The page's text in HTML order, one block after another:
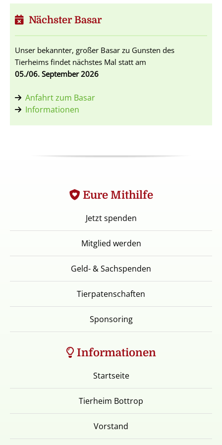
Nächster Basar
Unser bekannter, großer Basar zu Gunsten des
Tierheims findet nächstes Mal statt am
05./06. September 2026
Anfahrt zum Basar
Informationen
Eure Mithilfe
Jetzt spenden
Mitglied werden
Geld- & Sachspenden
Tierpatenschaften
Sponsoring
Informationen
Startseite
Tierheim Bottrop
Vorstand